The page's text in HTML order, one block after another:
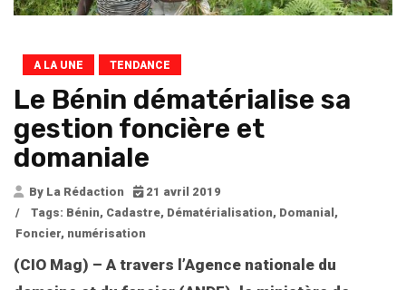
A LA UNE TENDANCE
Le Bénin dématérialise sa
gestion foncière et
domaniale
By La Rédaction
21 avril 2019
/
Tags: Bénin, Cadastre, Dématérialisation, Domanial ,
Foncier, numérisation
(CIO Mag) – A travers l’Agence nationale du